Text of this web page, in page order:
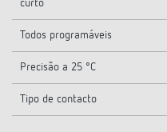
curto
Todos programáveis
Precisão a 25 °C
Tipo de contacto